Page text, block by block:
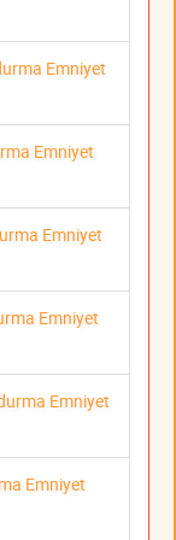
Emniyet
Emniyet
Emniyet
Emniyet
Emniyet
Emniyet